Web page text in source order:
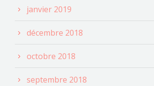
janvier 2019
décembre 2018
octobre 2018
septembre 2018